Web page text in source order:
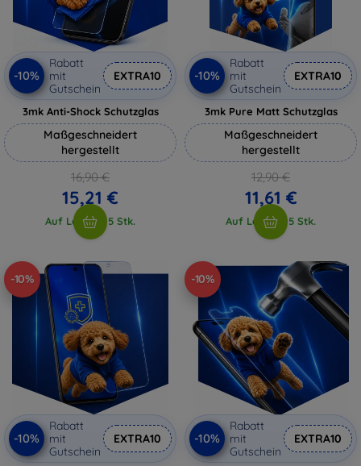
-10%
Rabatt
mit
Gutschein
EXTRA10
3mk Anti-Shock Schutzglas
Maßgeschneidert
hergestellt
16,90 €
15,21 €
Auf Lager > 5 Stk.
-10%
Rabatt
mit
Gutschein
EXTRA10
3mk Pure Matt Schutzglas
Maßgeschneidert
hergestellt
12,90 €
11,61 €
Auf Lager > 5 Stk.
-10%
-10%
Rabatt
mit
Gutschein
EXTRA10
-10%
-10%
Rabatt
mit
Gutschein
EXTRA10